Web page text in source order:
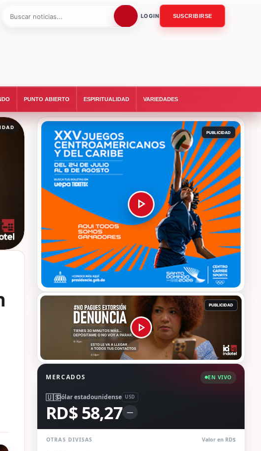
LOGIN SUSCRIBIRSE
PUNTO ABIERTO ESPIRITUALIDAD VARIEDADES
MERCADOS EN VIVO
🇺🇸Dólar estadounidense USD
RD$ 58,27 —
OTRAS DIVISAS Valor en RD$